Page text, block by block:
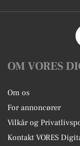
OM VORES
Om os
For annoncører
Vilkår og
Kontakt VORES